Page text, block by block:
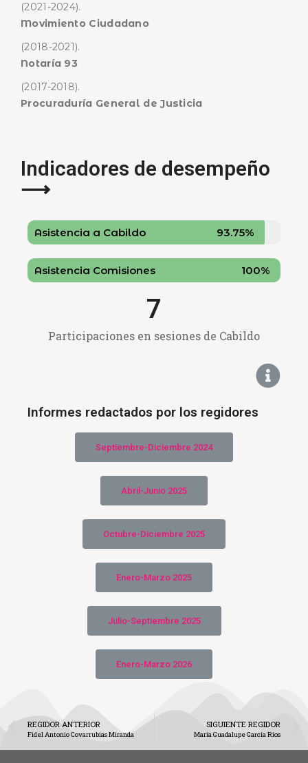
(2021-2024).
Movimiento Ciudadano
(2018-2021).
Notaría 93
(2017-2018).
Procuraduría General de Justicia
Indicadores de desempeño
⟶
Asistencia a Cabildo 93.75%
Asistencia Comisiones 100%
7
Participaciones en sesiones de Cabildo​
Informes redactados por los regidores
Septiembre-Diciembre 2024
Abril-Junio 2025
Octubre-Diciembre 2025
Enero-Marzo 2025
Julio-Septiembre 2025
Enero-Marzo 2026
REGIDOR ANTERIOR
Fidel Antonio Covarrubias Miranda
SIGUIENTE REGIDOR
María Guadalupe García Ríos